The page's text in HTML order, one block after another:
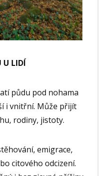
U LIDÍ
půdu pod nohama
i vnitřní. Může přijít
rodiny, jistoty.
emigrace,
citového odcizení.